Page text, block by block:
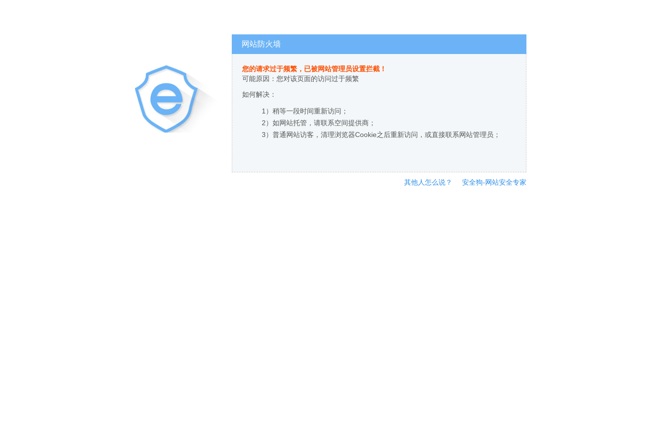
网站防火墙
您的请求过于频繁，已被网站管理员设置拦截！
可能原因：您对该页面的访问过于频繁
如何解决：
1）稍等一段时间重新访问；
2）如网站托管，请联系空间提供商；
3）普通网站访客，清理浏览器Cookie之后重新访问，或直接联系网站管理员；
其他人怎么说？ 安全狗-网站安全专家